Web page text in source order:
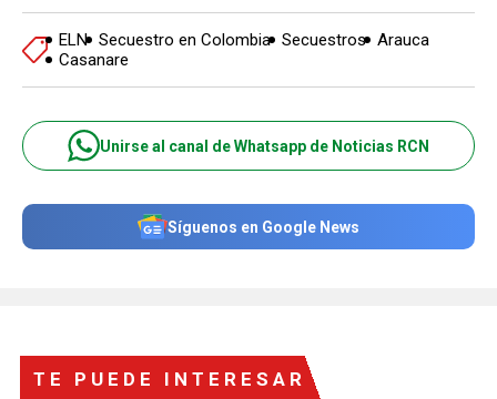
ELN Secuestro en Colombia Secuestros Arauca
Casanare
Unirse al canal de Whatsapp de Noticias RCN
Síguenos en Google News
TE PUEDE INTERESAR